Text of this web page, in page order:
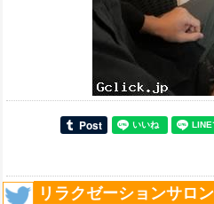
リラクゼーションサロ